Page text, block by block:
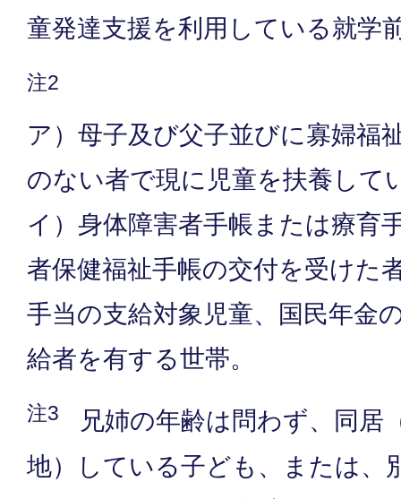
童発達支援を利用している就学
注2
ア）母子及び父子並びに寡婦福
のない者で現に児童を扶養して
イ）身体障害者手帳または療育
者保健福祉手帳の交付を受けた
手当の支給対象児童、国民年金
給者を有する世帯。
注3
兄姉の年齢は問わず、同居
地）している子ども、または、